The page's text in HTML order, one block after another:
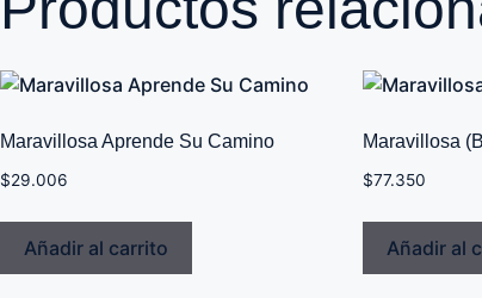
Maravillosa Aprende Su Camino
$29.006
Añadir al carrito
Maravillosa
$77.350
Añadir al